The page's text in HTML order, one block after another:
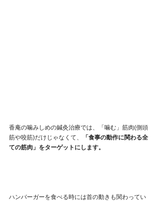
香庵の噛みしめの鍼灸治療では、「噛む」筋肉(側頭
筋や咬筋)だけじゃなくて、
「食事の動作に関わる全
ての筋肉」をターゲットにします。
ハンバーガーを食べる時には首の動きも関わってい